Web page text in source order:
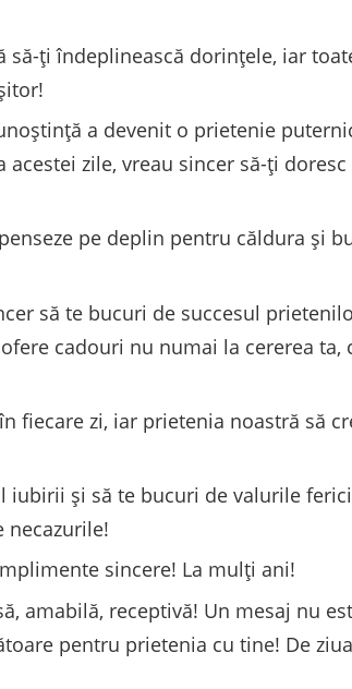
să-ți îndeplinească dorințele, iar
a devenit o prietenie
zile, vreau sincer să-ți doresc
pe deplin pentru căldura și
să te bucuri de succesul
cadouri nu numai la cererea ta,
fiecare zi, iar prietenia noastră să
iubirii și să te bucuri de valurile
necazurile!
sincere! La mulți ani!
amabilă, receptivă! Un mesaj nu
pentru prietenia cu tine! De